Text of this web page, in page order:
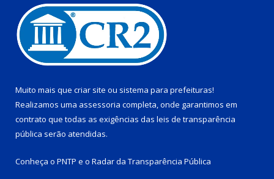
Muito mais que criar site ou sistema para prefeituras!
Realizamos uma assessoria completa, onde garantimos em
contrato que todas as exigências das leis de transparência
pública serão atendidas.
Conheça o PNTP e o Radar da Transparência Pública